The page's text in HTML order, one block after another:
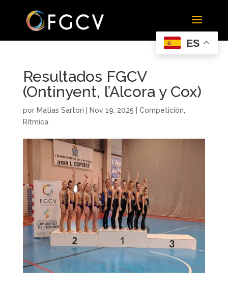
Resultados FGCV
(Ontinyent, l’Alcora y Cox)
por Matias Sartori Nov 19, 2025 Competición
Rítmica
ES